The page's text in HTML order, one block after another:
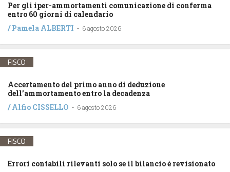
Per gli iper-ammortamenti comunicazione di conferma
entro 60 giorni di calendario
/Pamela ALBERTI - 6 agosto 2026
FISCO
Accertamento del primo anno di deduzione
dell’ammortamento entro la decadenza
/Alfio CISSELLO - 6 agosto 2026
FISCO
Errori contabili rilevanti solo se il bilancio è revisionato